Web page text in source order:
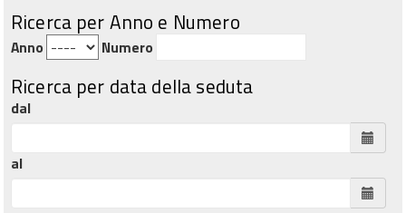
Ricerca per Anno e Numero
Anno Numero
Ricerca per data della seduta
dal
al